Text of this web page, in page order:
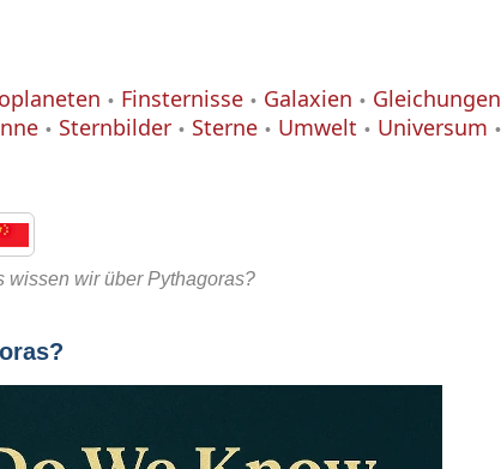
Finsternisse Galaxien Gleichungen
Sternbilder Sterne Umwelt Universum
wissen wir über Pythagoras?